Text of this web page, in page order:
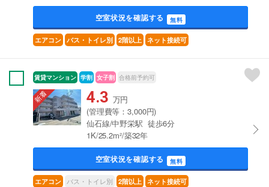
空室状況を確認する 無料
エアコン バス・トイレ別 2階以上 ネット接続可
賃貸マンション 学割 女子割 合格前予約可
4.3 万円
(管理費等：3,000円)
仙石線/中野栄駅 徒歩6分
1K/25.2m²/築32年
空室状況を確認する 無料
エアコン バス・トイレ別 2階以上 ネット接続可